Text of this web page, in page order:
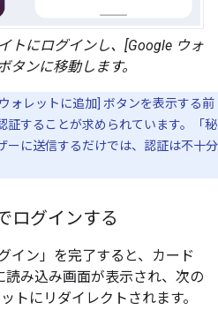
トにログインし、[Google ウォ
タンに移動します。
ォレットに追加] ボタンを表示する前
証することが求められています。「秘
ーに送信するだけでは、認証は不十分
ログインする
イン」を完了すると、カード
み込み画面が表示され、次の
トにリダイレクトされます。